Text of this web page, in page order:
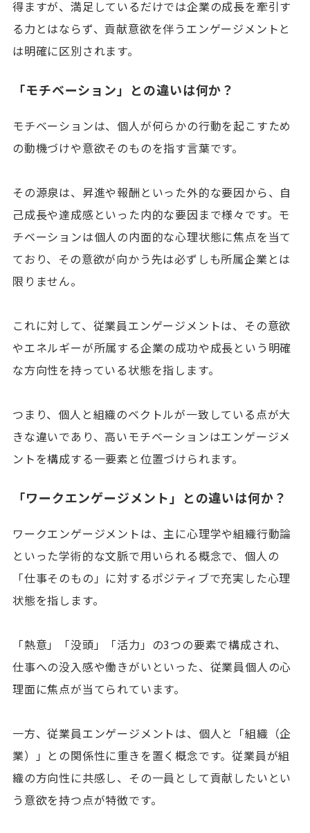
得ますが、満足しているだけでは企業の成長を牽引す
る力とはならず、貢献意欲を伴うエンゲージメントと
は明確に区別されます。
「モチベーション」との違いは何か？
モチベーションは、個人が何らかの行動を起こすため
の動機づけや意欲そのものを指す言葉です。
その源泉は、昇進や報酬といった外的な要因から、自
己成長や達成感といった内的な要因まで様々です。モ
チベーションは個人の内面的な心理状態に焦点を当て
ており、その意欲が向かう先は必ずしも所属企業とは
限りません。
これに対して、従業員エンゲージメントは、その意欲
やエネルギーが所属する企業の成功や成長という明確
な方向性を持っている状態を指します。
つまり、個人と組織のベクトルが一致している点が大
きな違いであり、高いモチベーションはエンゲージメ
ントを構成する一要素と位置づけられます。
「ワークエンゲージメント」との違いは何か？
ワークエンゲージメントは、主に心理学や組織行動論
といった学術的な文脈で用いられる概念で、個人の
「仕事そのもの」に対するポジティブで充実した心理
状態を指します。
「熱意」「没頭」「活力」の3つの要素で構成され、
仕事への没入感や働きがいといった、従業員個人の心
理面に焦点が当てられています。
一方、従業員エンゲージメントは、個人と「組織（企
業）」との関係性に重きを置く概念です。従業員が組
織の方向性に共感し、その一員として貢献したいとい
う意欲を持つ点が特徴です。